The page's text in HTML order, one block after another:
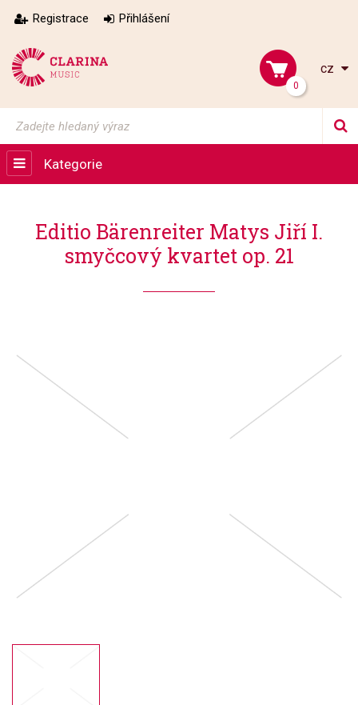
Registrace Přihlášení
0
cz
Kategorie
Editio Bärenreiter Matys Jiří I.
smyčcový kvartet op. 21